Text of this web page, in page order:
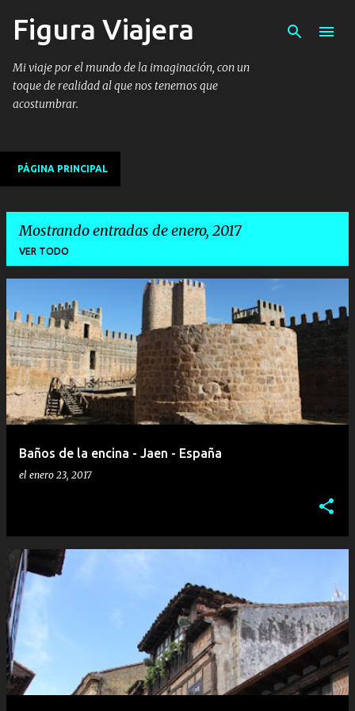
Ir al contenido principal
Figura Viajera
Mi viaje por el mundo de la imaginación, con un
toque de realidad al que nos tenemos que
acostumbrar.
PÁGINA PRINCIPAL
Mostrando entradas de enero, 2017
VER TODO
E
n
t
r
a
d
Baños de la encina - Jaen - España
el enero 23, 2017